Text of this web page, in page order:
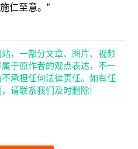
仁至意。”
，一部分文章、图片、视频
于原作者的观点表达，不一
承担任何法律责任。如有任
请联系我们及时删除!